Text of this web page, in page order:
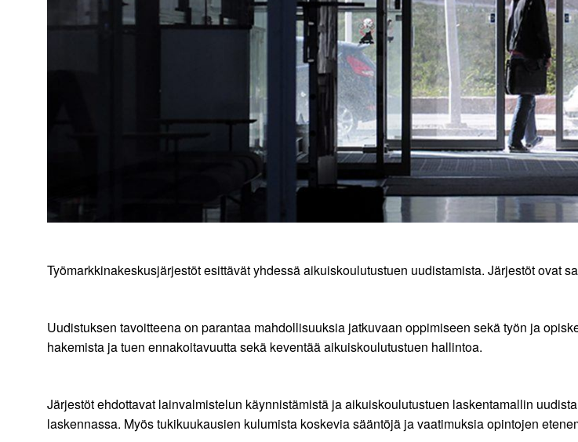
Työmarkkinakeskusjärjestöt esittävät yhdessä aikuiskoulutustuen uudistamista. Järjestöt ovat
Uudistuksen tavoitteena on parantaa mahdollisuuksia jatkuvaan oppimiseen sekä työn ja
hakemista ja tuen ennakoitavuutta sekä keventää aikuiskoulutustuen hallintoa.
Järjestöt ehdottavat lainvalmistelun käynnistämistä ja aikuiskoulutustuen laskentamallin
laskennassa. Myös tukikuukausien kulumista koskevia sääntöjä ja vaatimuksia opintojen